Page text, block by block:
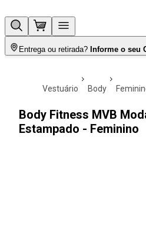
Entrega ou retirada? Informe o seu
vestuário body
Body Fitness MVB
Estampado - Feminino